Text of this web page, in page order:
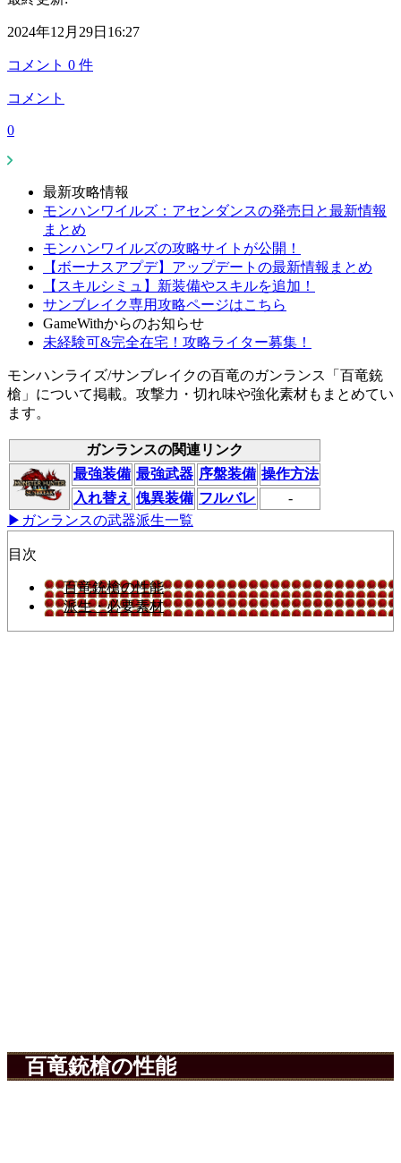
2024年12月29日16:27
コメント 0 件
コメント
0
最新攻略情報
モンハンワイルズ：アセンダンスの発売日と最新情報
まとめ
モンハンワイルズの攻略サイトが公開！
【ボーナスアプデ】アップデートの最新情報まとめ
【スキルシミュ】新装備やスキルを追加！
サンブレイク専用攻略ページはこちら
GameWithからのお知らせ
未経験可&完全在宅！攻略ライター募集！
モンハンライズ/サンブレイクの百竜のガンランス「百竜銃
槍」について掲載。攻撃力・切れ味や強化素材もまとめてい
ます。
ガンランスの関連リンク
最強装備 最強武器 序盤装備 操作方法
入れ替え 傀異装備 フルバレ
-
▶ガンランスの武器派生一覧
目次
百竜銃槍の性能
派生・必要素材
百竜銃槍の性能